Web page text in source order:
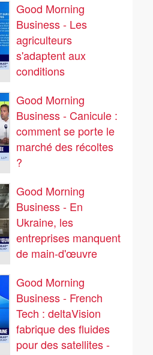
Good Morning
Business - Les
agriculteurs
s'adaptent aux
conditions
Good Morning
Business - Canicule :
comment se porte le
marché des récoltes
?
Good Morning
Business - En
Ukraine, les
entreprises manquent
de main-d'œuvre
Good Morning
Business - French
Tech : deltaVision
fabrique des fluides
pour des satellites -